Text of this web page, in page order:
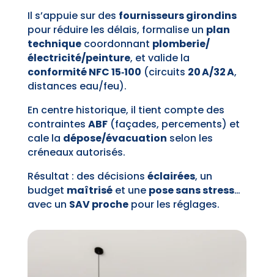
Il s’appuie sur des fournisseurs girondins
pour réduire les délais, formalise un plan
techniquecoordonnant plomberie/
électricité/peinture, et valide la
conformité NFC 15‑100 (circuits 20 A/32 A,
distances eau/feu).
En centre historique, il tient compte des
contraintes ABF(façades, percements) et
cale la dépose/évacuation selon les
créneaux autorisés.
Résultat : des décisions éclairées, un
budget maîtriséet une pose sans stress…
avec un SAV prochepour les réglages.